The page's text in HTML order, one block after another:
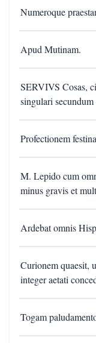
Numeroque
Apud Mutinam.
SERVIVS Cosas,
singulari
Profectionem
M. Lepido cum
minus gravis et
Ardebat omnis
Curionem quaesit,
integer aetati
Togam